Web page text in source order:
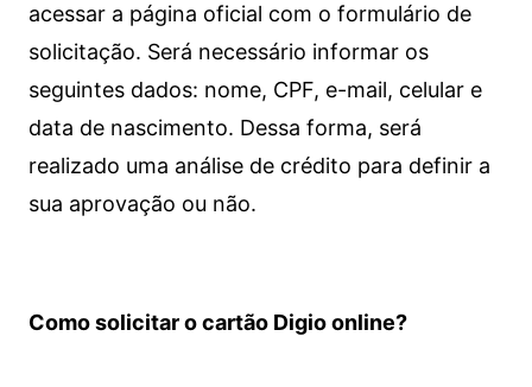
acessar a página oficial com o formulário de
solicitação. Será necessário informar os
seguintes dados: nome, CPF, e-mail, celular e
data de nascimento. Dessa forma, será
realizado uma análise de crédito para definir a
sua aprovação ou não.
Como solicitar o cartão Digio online?